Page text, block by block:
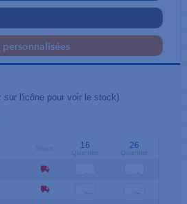
sur l'icône pour voir le stock)
16 26